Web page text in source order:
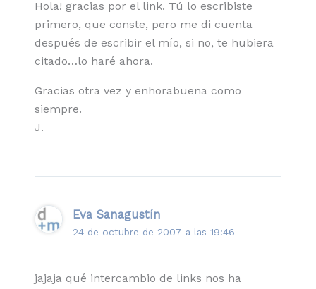
Hola! gracias por el link. Tú lo escribiste
primero, que conste, pero me di cuenta
después de escribir el mío, si no, te hubiera
citado…lo haré ahora.
Gracias otra vez y enhorabuena como
siempre.
J.
Eva Sanagustín
24 de octubre de 2007 a las 19:46
jajaja qué intercambio de links nos ha